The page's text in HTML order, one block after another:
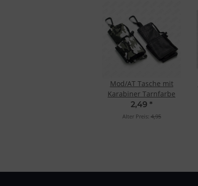
Mod/AT Tasche mit
Karabiner Tarnfarbe
2,49 *
Alter Preis: 4,95